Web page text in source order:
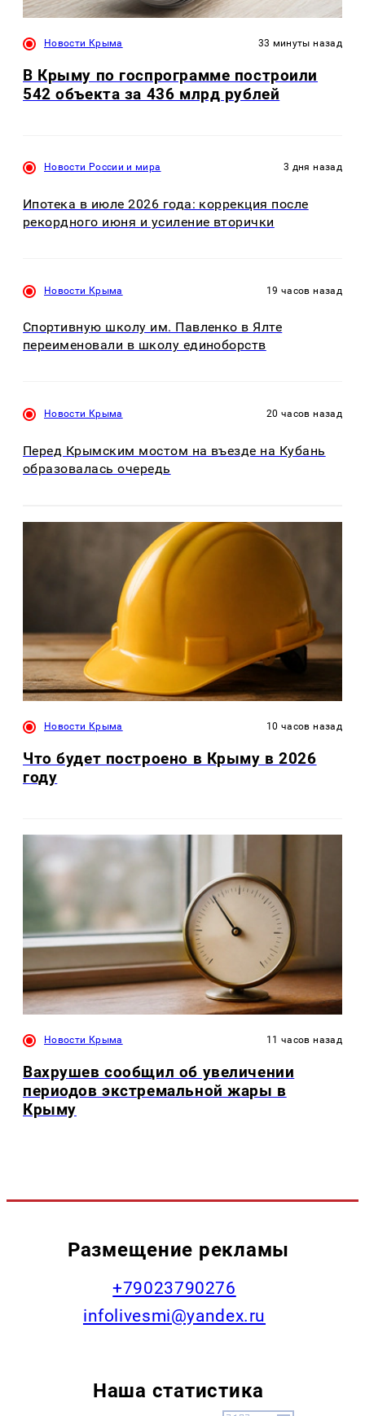
Новости Крыма 33 минуты назад
В Крыму по госпрограмме построили
542 объекта за 436 млрд рублей
Новости России и мира 3 дня назад
Ипотека в июле 2026 года: коррекция после
рекордного июня и усиление вторички
Новости Крыма 19 часов назад
Спортивную школу им. Павленко в Ялте
переименовали в школу единоборств
Новости Крыма 20 часов назад
Перед Крымским мостом на въезде на Кубань
образовалась очередь
Новости Крыма 10 часов назад
Что будет построено в Крыму в 2026
году
Новости Крыма 11 часов назад
Вахрушев сообщил об увеличении
периодов экстремальной жары в
Крыму
Размещение рекламы
+79023790276
infolivesmi@yandex.ru
Наша статистика